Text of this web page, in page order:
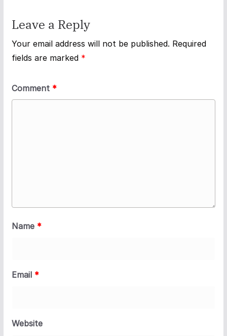
Leave a Reply
Your email address will not be published. Required
fields are marked *
Comment *
Name *
Email *
Website